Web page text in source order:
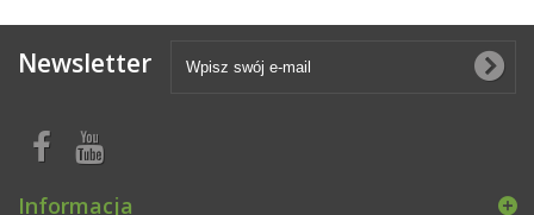
Newsletter
Informacja